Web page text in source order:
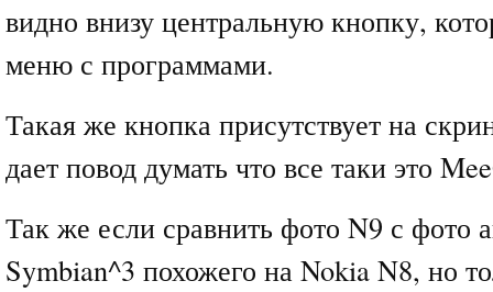
видно внизу центральную кнопку,
меню с программами.
Такая же кнопка присутствует на
дает повод думать что все таки это
Так же если сравнить фото N9 с фото
Symbian^3 похожего на Nokia N8, но